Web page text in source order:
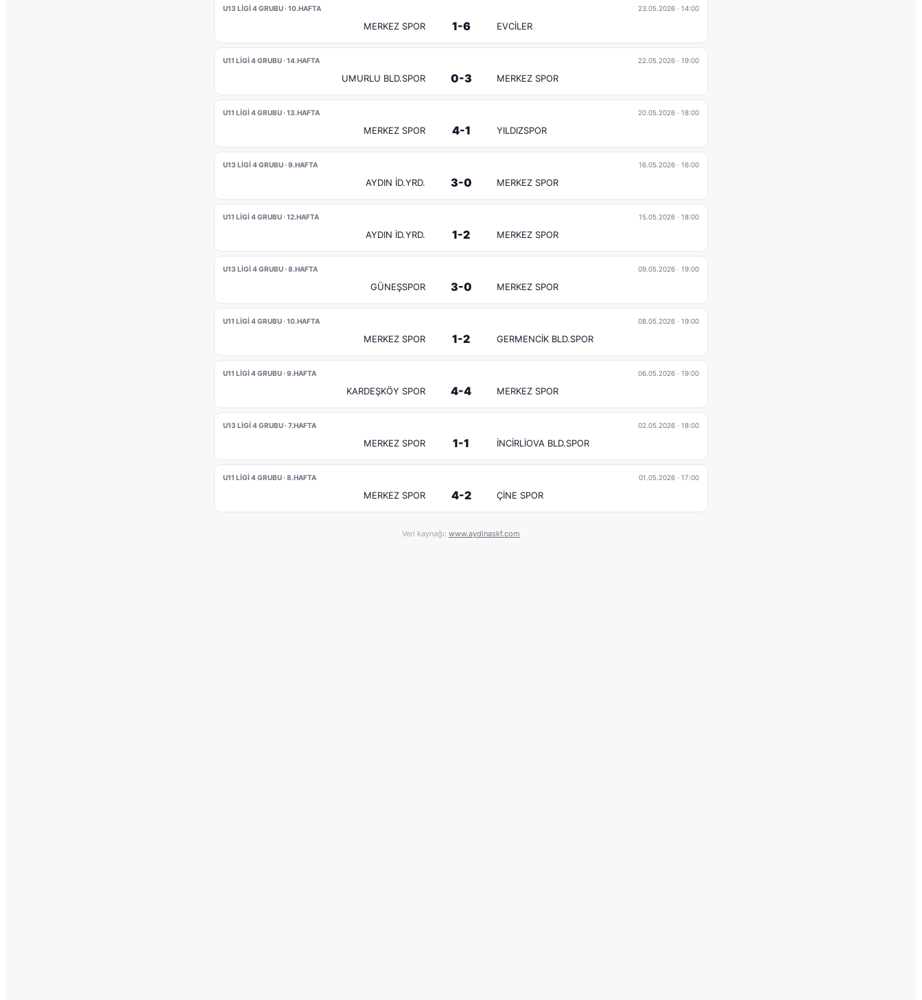
U13 LİGİ 4 GRUBU · 10.HAFTA 23.05.2026 · 14:00
MERKEZ SPOR 1-6 EVCİLER
U11 LİGİ 4 GRUBU · 14.HAFTA 22.05.2026 · 19:00
UMURLU BLD.SPOR 0-3 MERKEZ SPOR
U11 LİGİ 4 GRUBU · 13.HAFTA 20.05.2026 · 18:00
MERKEZ SPOR 4-1 YILDIZSPOR
U13 LİGİ 4 GRUBU · 9.HAFTA 16.05.2026 · 16:00
AYDIN İD.YRD. 3-0 MERKEZ SPOR
U11 LİGİ 4 GRUBU · 12.HAFTA 15.05.2026 · 18:00
AYDIN İD.YRD. 1-2 MERKEZ SPOR
U13 LİGİ 4 GRUBU · 8.HAFTA 09.05.2026 · 19:00
GÜNEŞSPOR 3-0 MERKEZ SPOR
U11 LİGİ 4 GRUBU · 10.HAFTA 08.05.2026 · 19:00
MERKEZ SPOR 1-2 GERMENCİK BLD.SPOR
U11 LİGİ 4 GRUBU · 9.HAFTA 06.05.2026 · 19:00
KARDEŞKÖY SPOR 4-4 MERKEZ SPOR
U13 LİGİ 4 GRUBU · 7.HAFTA 02.05.2026 · 18:00
MERKEZ SPOR 1-1 İNCİRLİOVA BLD.SPOR
U11 LİGİ 4 GRUBU · 8.HAFTA 01.05.2026 · 17:00
MERKEZ SPOR 4-2 ÇİNE SPOR
Veri kaynağı: www.aydinaskf.com